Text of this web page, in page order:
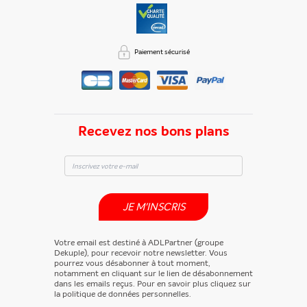
Recevez nos bons plans
JE M'INSCRIS
Votre email est destiné à ADLPartner (groupe
Dekuple), pour recevoir notre newsletter. Vous
pourrez vous désabonner à tout moment,
notamment en cliquant sur le lien de désabonnement
dans les emails reçus. Pour en savoir plus cliquez sur
la politique de données personnelles.
Paiement sécurisé